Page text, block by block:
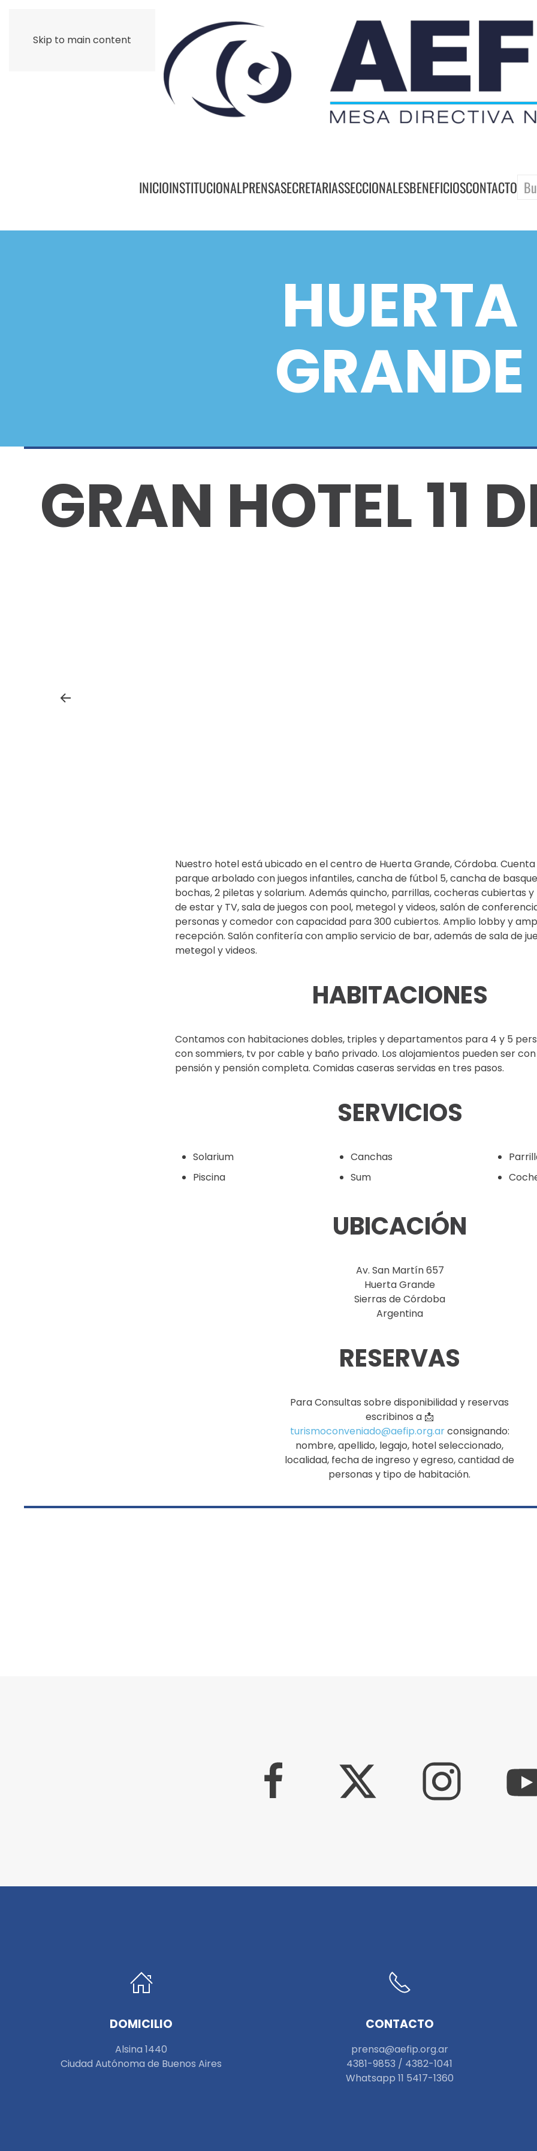
Skip to main content
INICIOINSTITUCIONALPRENSASECRETARIASSECCIONALESBENEFICIOSCONTACTO
HUERTA
GRANDE
GRAN HOTEL 11
Nuestro hotel está ubicado en el centro de Huerta Grande, Córdoba.
parque arbolado con juegos infantiles, cancha de fútbol 5, cancha de
bochas, 2 piletas y solarium. Además quincho, parrillas, cocheras cubiertas
de estar y TV, sala de juegos con pool, metegol y videos, salón de
personas y comedor con capacidad para 300 cubiertos. Amplio lobby y
recepción. Salón confitería con amplio servicio de bar, además de sala de
metegol y videos.
HABITACIONES
Contamos con habitaciones dobles, triples y departamentos para 4 y 5
con sommiers, tv por cable y baño privado. Los alojamientos pueden ser
pensión y pensión completa. Comidas caseras servidas en tres pasos.
SERVICIOS
Solarium
Piscina
Canchas
Sum
UBICACIÓN
Av. San Martín 657
Huerta Grande
Sierras de Córdoba
Argentina
RESERVAS
Para Consultas sobre disponibilidad y reservas
escribinos a 📩
turismoconveniado@aefip.org.arconsignando:
nombre, apellido, legajo, hotel seleccionado,
localidad, fecha de ingreso y egreso, cantidad de
personas y tipo de habitación.
DOMICILIO
Alsina 1440
Ciudad Autónoma de Buenos Aires
CONTACTO
prensa@aefip.org.ar
4381-9853 / 4382-1041
Whatsapp 11 5417-1360